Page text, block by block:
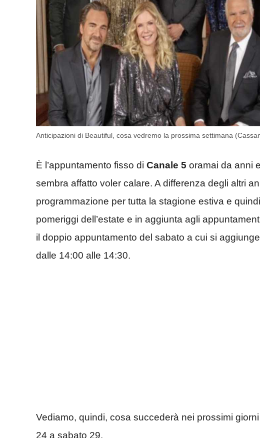
Anticipazioni di Beautiful, cosa vedremo la prossima settimana
È l’appuntamento fisso di Canale 5 oramai da anni
sembra affatto voler calare. A differenza degli altri
programmazione per tutta la stagione estiva e
pomeriggi dell’estate e in aggiunta agli
il doppio appuntamento del sabato a cui si
dalle 14:00 alle 14:30.
Vediamo, quindi, cosa succederà nei prossimi
24 a sabato 29.